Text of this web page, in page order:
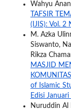
Wahyu
TAFSIR
(IJIS): Vol. 2
M. Azka
Siswanto,
Rikza
MASJID
of Islamic
Edisi
Nuruddin Al